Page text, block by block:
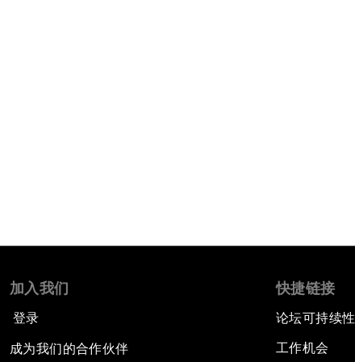
加入我们
登录
成为我们的合作伙伴
快捷链接
论坛可持续性
工作机会